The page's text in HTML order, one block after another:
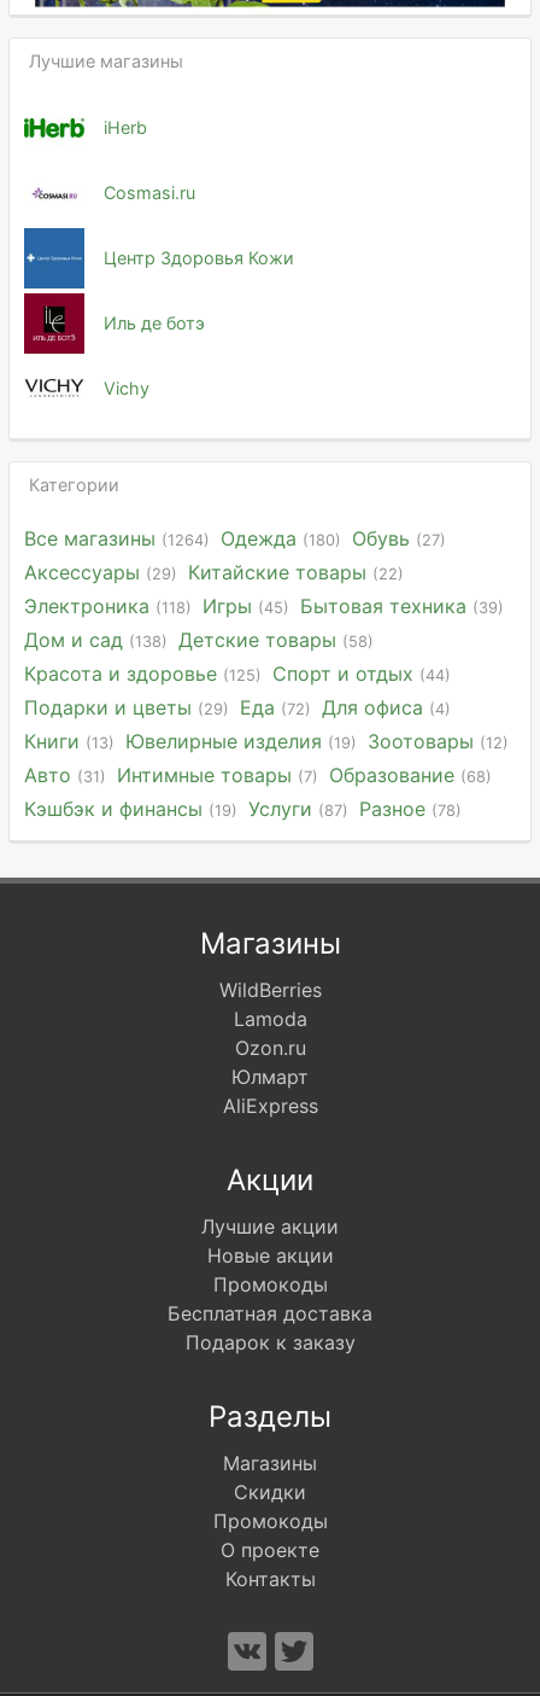
Лучшие магазины
iHerb
Cosmasi.ru
Центр Здоровья Кожи
Иль де ботэ
Vichy
Категории
Все магазины (1264) Одежда (180) Обувь (27)
Аксессуары (29) Китайские товары (22)
Электроника (118) Игры (45) Бытовая техника (39)
Дом и сад (138) Детские товары (58)
Красота и здоровье (125) Спорт и отдых (44)
Подарки и цветы (29) Еда (72) Для офиса (4)
Книги (13) Ювелирные изделия (19) Зоотовары (12)
Авто (31) Интимные товары (7) Образование (68)
Кэшбэк и финансы (19) Услуги (87) Разное (78)
Магазины
WildBerries
Lamoda
Ozon.ru
Юлмарт
AliExpress
Акции
Лучшие акции
Новые акции
Промокоды
Бесплатная доставка
Подарок к заказу
Разделы
Магазины
Скидки
Промокоды
О проекте
Контакты